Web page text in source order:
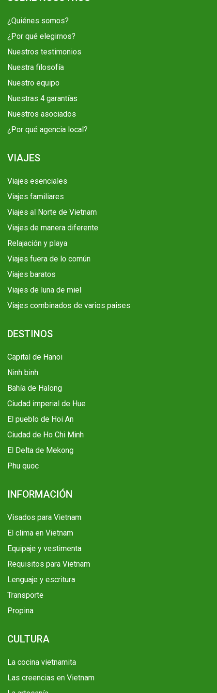
¿Quiénes somos?
¿Por qué elegirnos?
Nuestros testimonios
Nuestra filosofía
Nuestro equipo
Nuestras 4 garantías
Nuestros asociados
¿Por qué agencia local?
VIAJES
Viajes esenciales
Viajes familiares
Viajes al Norte de Vietnam
Viajes de manera diferente
Relajación y playa
Viajes fuera de lo común
Viajes baratos
Viajes de luna de miel
Viajes combinados de varios paises
DESTINOS
Capital de Hanoi
Ninh binh
Bahía de Halong
Ciudad imperial de Hue
El pueblo de Hoi An
Ciudad de Ho Chi Minh
El Delta de Mekong
Phu quoc
INFORMACIÓN
Visados para Vietnam
El clima en Vietnam
Equipaje y vestimenta
Requisitos para Vietnam
Lenguaje y escritura
Transporte
Propina
CULTURA
La cocina vietnamita
Las creencias en Vietnam